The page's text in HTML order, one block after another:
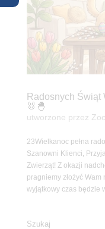
Radosnych Świąt
🐰🐣
utworzone przez
23Wielkanoc pełna
Szanowni Klienci,
Zwierząt! Z okazji
pragniemy złożyć
wyjątkowy czas będzie
Szukaj